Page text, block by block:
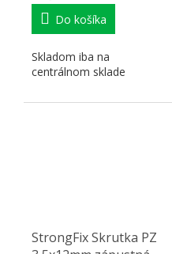
Do košíka
Skladom iba na
centrálnom sklade
StrongFix Skrutka PZ